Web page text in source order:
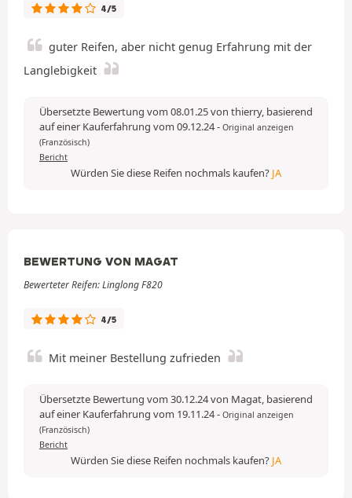
4/5
guter Reifen, aber nicht genug Erfahrung mit der
Langlebigkeit
Übersetzte Bewertung vom 08.01.25 von thierry, basierend
auf einer Kauferfahrung vom 09.12.24- Original anzeigen
(Französisch)
Bericht
Würden Sie diese Reifen nochmals kaufen? JA
BEWERTUNG VON MAGAT
Bewerteter Reifen: Linglong F820
4/5
Mit meiner Bestellung zufrieden
Übersetzte Bewertung vom 30.12.24 von Magat, basierend
auf einer Kauferfahrung vom 19.11.24- Original anzeigen
(Französisch)
Bericht
Würden Sie diese Reifen nochmals kaufen? JA